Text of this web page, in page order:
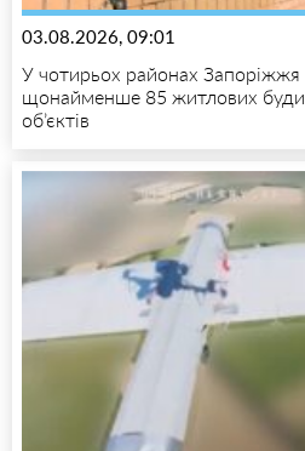
03.08.2026, 09:01
У чотирьох районах
щонайменше 85 житлових
об’єктів